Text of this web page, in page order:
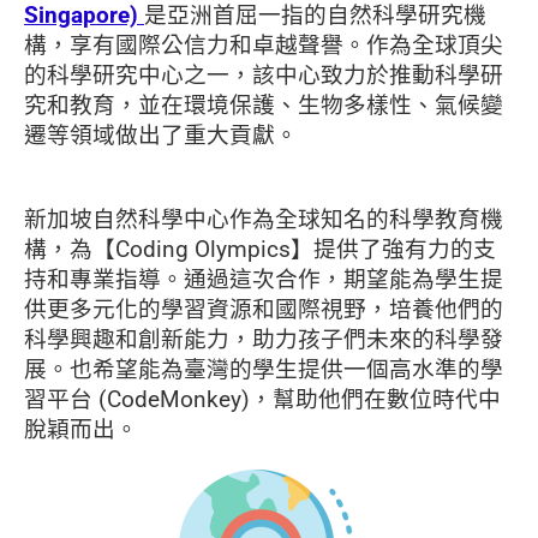
Singapore) 是亞洲首屈一指的自然科學研究機
構，享有國際公信力和卓越聲譽。作為全球頂尖
的科學研究中心之一，該中心致力於推動科學研
究和教育，並在環境保護、生物多樣性、氣候變
遷等領域做出了重大貢獻。
新加坡自然科學中心作為全球知名的科學教育機
構，為【Coding Olympics】提供了強有力的支
持和專業指導。通過這次合作，期望能為學生提
供更多元化的學習資源和國際視野，培養他們的
科學興趣和創新能力，助力孩子們未來的科學發
展。也希望能為臺灣的學生提供一個高水準的學
習平台 (CodeMonkey)，幫助他們在數位時代中
脫穎而出。